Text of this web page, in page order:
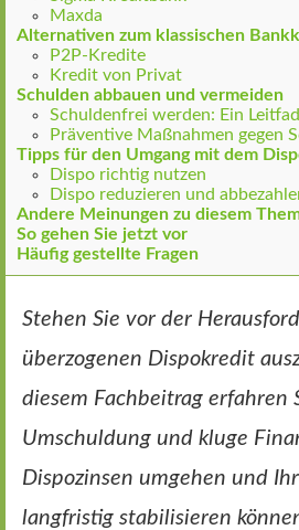
Maxda
Alternativen zum klassischen
P2P-Kredite
Kredit von Privat
Schulden abbauen und vermeiden
Schuldenfrei werden: Ein
Präventive Maßnahmen gegen
Tipps für den Umgang mit dem
Dispo richtig nutzen
Dispo reduzieren und
Andere Meinungen zu diesem
So gehen Sie jetzt vor
Häufig gestellte Fragen
Stehen Sie vor der
überzogenen Dispokredit
diesem Fachbeitrag erfahren
Umschuldung und kluge
Dispozinsen umgehen und
langfristig stabilisieren